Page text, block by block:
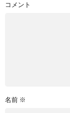
コメント
名前 ※